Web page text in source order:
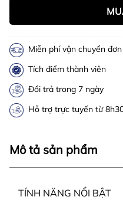
Miễn phí vận chuyển
Tích điểm thành viên
Đổi trả trong 7 ngày
Hỗ trợ trực tuyến từ
Mô tả sản phẩm
TÍNH NĂNG NỔI BẬT